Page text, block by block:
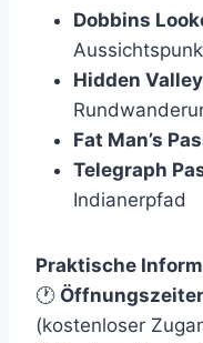
Dobbins
Hidden
Fat Man’s
Telegraph
Indianerpfad
Praktische
🕐
(kostenloser